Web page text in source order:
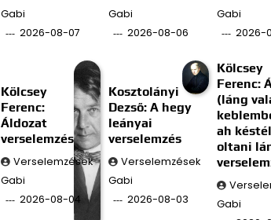
Gabi
2026-08-07
Gabi
2026-08-06
Gabi
2026-
Kölcsey
Ferenc:
Áldozat
verselemzés
Verselemzések
Gabi
2026-08-04
Kosztolányi
Dezső: A hegy
leányai
verselemzés
Verselemzések
Gabi
2026-08-03
Kölcsey
Ferenc:
(láng
ah késtél
oltani
Gabi